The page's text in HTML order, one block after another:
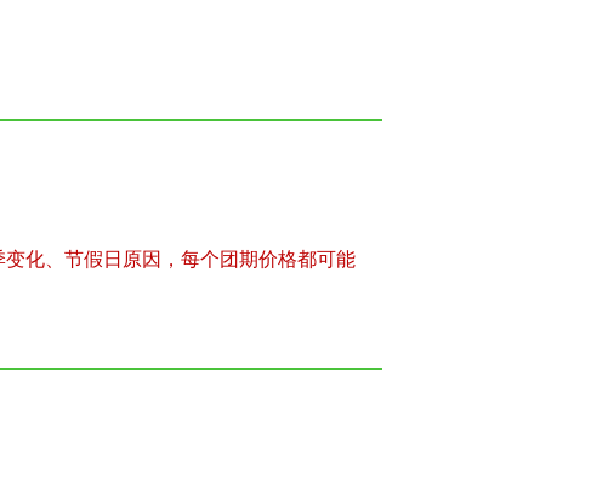
化、节假日原因，每个团期价格都可能